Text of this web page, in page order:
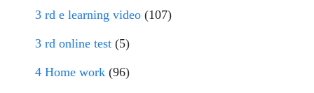
3 rd e learning video (107)
3 rd online test (5)
4 Home work (96)